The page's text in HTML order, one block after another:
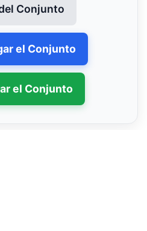
Conjunto
el Conjunto
el Conjunto